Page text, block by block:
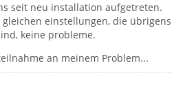
seit neu installation aufgetreten.
einstellungen, die übrigens
keine probleme.
an meinem Problem...